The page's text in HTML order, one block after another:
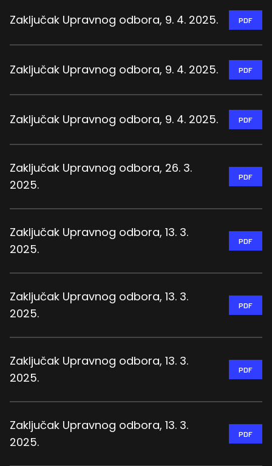
Zaključak Upravnog odbora, 9. 4. 2025. PDF
Zaključak Upravnog odbora, 9. 4. 2025. PDF
Zaključak Upravnog odbora, 9. 4. 2025. PDF
Zaključak Upravnog odbora, 26. 3.
2025.
PDF
Zaključak Upravnog odbora, 13. 3.
2025.
PDF
Zaključak Upravnog odbora, 13. 3.
2025.
PDF
Zaključak Upravnog odbora, 13. 3.
2025.
PDF
Zaključak Upravnog odbora, 13. 3.
2025.
PDF